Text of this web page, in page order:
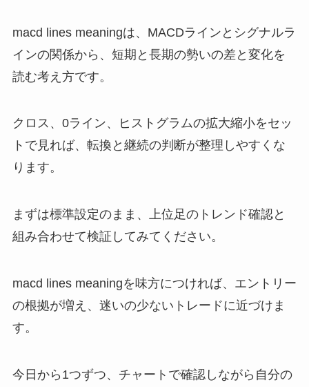
macd lines meaningは、MACDラインとシグナルラ
インの関係から、短期と長期の勢いの差と変化を
読む考え方です。
クロス、0ライン、ヒストグラムの拡大縮小をセッ
トで見れば、転換と継続の判断が整理しやすくな
ります。
まずは標準設定のまま、上位足のトレンド確認と
組み合わせて検証してみてください。
macd lines meaningを味方につければ、エントリー
の根拠が増え、迷いの少ないトレードに近づけま
す。
今日から1つずつ、チャートで確認しながら自分の